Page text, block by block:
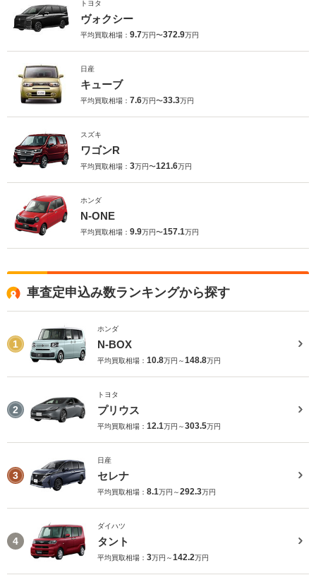
トヨタ
ヴォクシー
平均買取相場： 9.7万円〜372.9万円
日産
キューブ
平均買取相場： 7.6万円〜33.3万円
スズキ
ワゴンR
平均買取相場： 3万円〜121.6万円
ホンダ
N-ONE
平均買取相場： 9.9万円〜157.1万円
車査定申込み数ランキングから探す
1
ホンダ
N-BOX
平均買取相場： 10.8万円～148.8万円
2
トヨタ
プリウス
平均買取相場： 12.1万円～303.5万円
3
日産
セレナ
平均買取相場： 8.1万円～292.3万円
4
ダイハツ
タント
平均買取相場： 3万円～142.2万円